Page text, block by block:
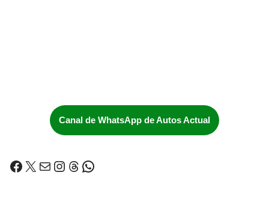
Canal de WhatsApp de Autos Actual